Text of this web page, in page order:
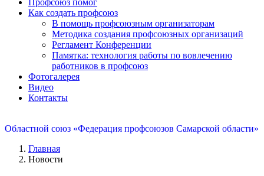
Как создать профсоюз
В помощь профсоюзным организаторам
Методика создания профсоюзных организаций
Регламент Конференции
Памятка: технология работы по вовлечению
работников в профсоюз
Фотогалерея
Видео
Контакты
Областной союз «Федерация профсоюзов Самарской области»
Главная
Новости